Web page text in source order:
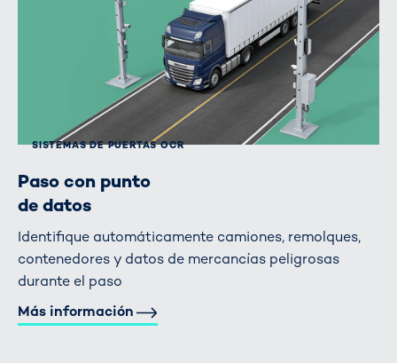
SISTEMAS DE PUERTAS OCR
Paso con punto
de datos
Identifique automáticamente camiones, remolques,
contenedores y datos de mercancías peligrosas
durante el paso
Más información